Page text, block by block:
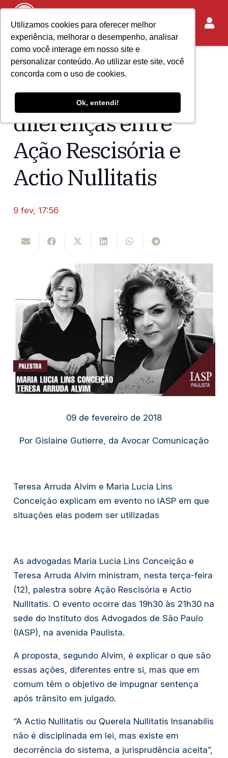
Utilizamos cookies para oferecer melhor
experiência, melhorar o desempenho, analisar
como você interage em nosso site e
personalizar conteúdo. Ao utilizar este site, você
concorda com o uso de cookies.
Ok, entendi!
Home Acontece no IASP
Palestra detalha as
diferenças entre
Ação Rescisória e
Actio Nullitatis
9 fev, 17:56
09 de fevereiro de 2018
Por Gislaine Gutierre, da Avocar Comunicação
Teresa Arruda Alvim e Maria Lucia Lins
Conceição explicam em evento no IASP em que
situações elas podem ser utilizadas
As advogadas Maria Lucia Lins Conceição e
Teresa Arruda Alvim ministram, nesta terça-feira
(12), palestra sobre Ação Rescisória e Actio
Nullitatis. O evento ocorre das 19h30 às 21h30 na
sede do Instituto dos Advogados de São Paulo
(IASP), na avenida Paulista.
A proposta, segundo Alvim, é explicar o que são
essas ações, diferentes entre si, mas que em
comum têm o objetivo de impugnar sentença
após trânsito em julgado.
“A Actio Nullitatis ou Querela Nullitatis Insanabilis
não é disciplinada em lei, mas existe em
decorrência do sistema, a jurisprudência aceita”,